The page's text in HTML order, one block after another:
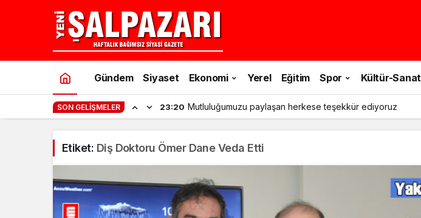
Gündem Siyaset Ekonomi Yerel Eğitim Spor Kültür-Sanat
SON GELIŞMELER 23:20 Mutluluğumuzu paylaşan herkese teşekkür ediyoruz
Etiket: Diş Doktoru Ömer Dane Veda Etti